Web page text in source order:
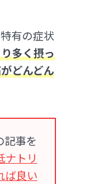
有の症状
多く摂っ
どんどん
記事を
ナトリ
ば良い